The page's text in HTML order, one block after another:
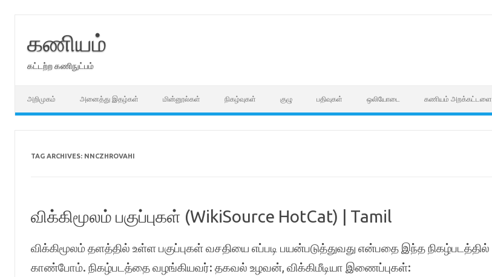
கணியம்
கட்டற்ற கணிநுட்பம்
அறிமுகம் அனைத்து இதழ்கள் மின்னூல்கள் நிகழ்வுகள் குழு பதிவுகள் ஒலியோடை கணியம் அறக்கட்டளை
TAG ARCHIVES: NNCZHROVAHI
விக்கிமூலம் பகுப்புகள் (WikiSource HotCat) | Tamil
விக்கிமூலம் தளத்தில் உள்ள பகுப்புகள் வசதியை எப்படி பயன்படுத்துவது என்பதை இந்த நிகழ்படத்தில்
காண்போம். நிகழ்படத்தை வழங்கியவர்: தகவல் உழவன், விக்கிமீடியா இணைப்புகள்: